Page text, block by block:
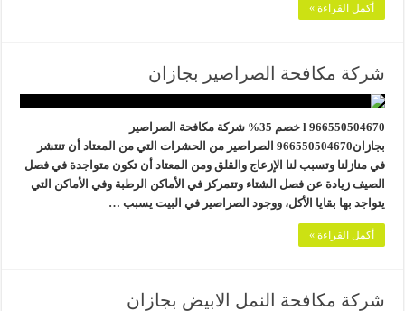
أكمل القراءة »
شركة مكافحة الصراصير بجازان
966550504670 l خصم 35% شركة مكافحة الصراصير
بجازان966550504670 الصراصير من الحشرات التي من المعتاد أن تنتشر
في منازلنا وتسبب لنا الإزعاج والقلق ومن المعتاد أن تكون متواجدة في فصل
الصيف زيادة عن فصل الشتاء وتتمركز في الأماكن الرطبة وفي الأماكن التي
يتواجد بها بقايا الأكل، ووجود الصراصير في البيت يسبب …
أكمل القراءة »
شركة مكافحة النمل الابيض بجازان